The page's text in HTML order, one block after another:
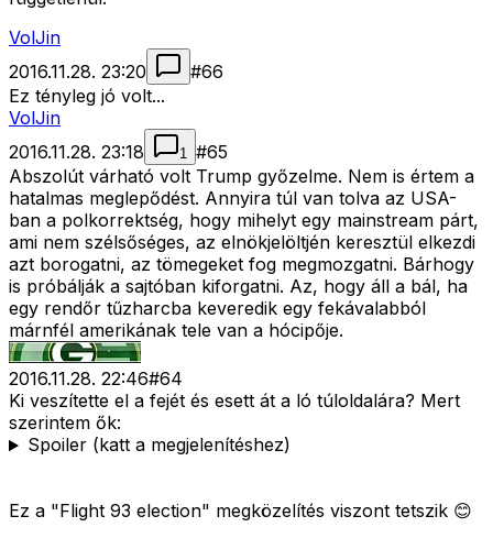
VolJin
2016.11.28. 23:20
#66
Ez tényleg jó volt...
VolJin
2016.11.28. 23:18
1 #65
Abszolút várható volt Trump győzelme. Nem is értem a
hatalmas meglepődést. Annyira túl van tolva az USA-
ban a polkorrektség, hogy mihelyt egy mainstream párt,
ami nem szélsőséges, az elnökjelöltjén keresztül elkezdi
azt borogatni, az tömegeket fog megmozgatni. Bárhogy
is próbálják a sajtóban kiforgatni. Az, hogy áll a bál, ha
egy rendőr tűzharcba keveredik egy fekávalabból
márnfél amerikának tele van a hócipője.
2016.11.28. 22:46#64
Ki veszítette el a fejét és esett át a ló túloldalára? Mert
szerintem ők:
Spoiler (katt a megjelenítéshez)
Ez a "Flight 93 election" megközelítés viszont tetszik 😊